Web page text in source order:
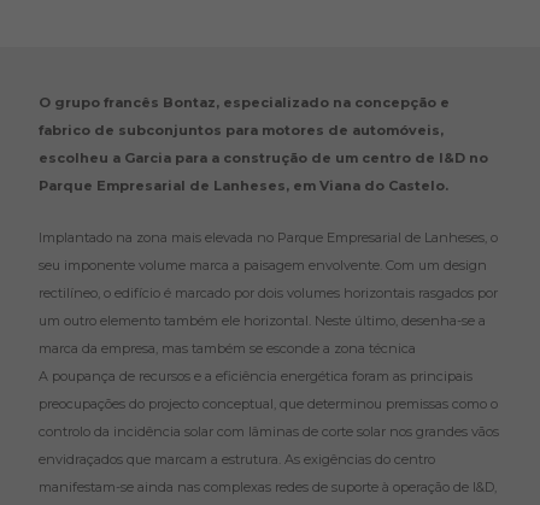
O grupo francês Bontaz, especializado na concepção e
fabrico de subconjuntos para motores de automóveis,
escolheu a Garcia para a construção de um centro de I&D no
Parque Empresarial de Lanheses, em Viana do Castelo.
Implantado na zona mais elevada no Parque Empresarial de Lanheses, o
seu imponente volume marca a paisagem envolvente. Com um design
rectilíneo, o edifício é marcado por dois volumes horizontais rasgados por
um outro elemento também ele horizontal. Neste último, desenha-se a
marca da empresa, mas também se esconde a zona técnica
A poupança de recursos e a eficiência energética foram as principais
preocupações do projecto conceptual, que determinou premissas como o
controlo da incidência solar com lâminas de corte solar nos grandes vãos
envidraçados que marcam a estrutura. As exigências do centro
manifestam-se ainda nas complexas redes de suporte à operação de I&D,